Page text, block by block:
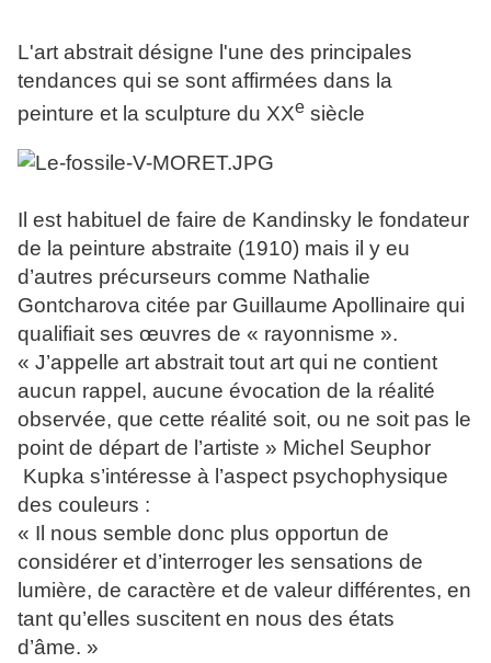
L'art abstrait désigne l'une des principales
tendances qui se sont affirmées dans la
peinture et la sculpture du XXe siècle
Il est habituel de faire de Kandinsky le fondateur
de la peinture abstraite (1910) mais il y eu
d’autres précurseurs comme Nathalie
Gontcharova citée par Guillaume Apollinaire qui
qualifiait ses œuvres de « rayonnisme ».
« J’appelle art abstrait tout art qui ne contient
aucun rappel, aucune évocation de la réalité
observée, que cette réalité soit, ou ne soit pas le
point de départ de l’artiste » Michel Seuphor
Kupka s’intéresse à l’aspect psychophysique
des couleurs :
« Il nous semble donc plus opportun de
considérer et d’interroger les sensations de
lumière, de caractère et de valeur différentes, en
tant qu’elles suscitent en nous des états
d’âme. »